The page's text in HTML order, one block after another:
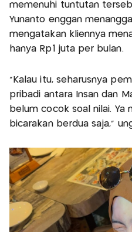
memenuhi tuntutan
Yunanto enggan
mengatakan kliennya
hanya Rp1 juta per bulan.
“Kalau itu, seharusnya
pribadi antara Insan dan
belum cocok soal nilai. Ya
bicarakan berdua saja,”